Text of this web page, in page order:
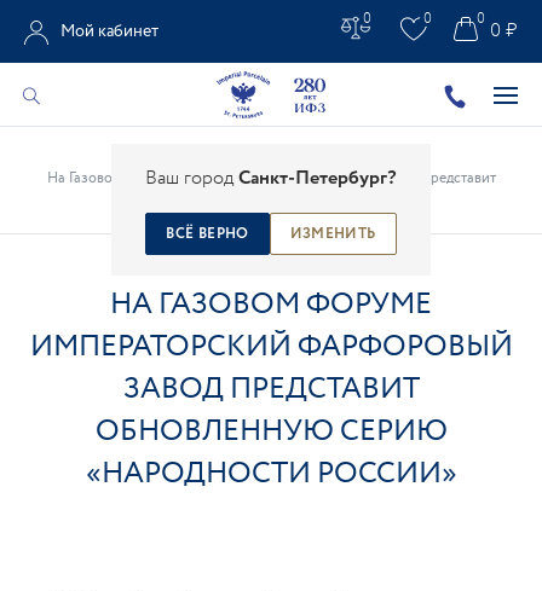
Ваш городСанкт-Петербург?
ВСЁ ВЕРНО ИЗМЕНИТЬ
Мой кабинет
0 0 0 ₽
0
На Газовом форуме Императорский фарфоровый завод представит
НА ГАЗОВОМ ФОРУМЕ
ИМПЕРАТОРСКИЙ ФАРФОРОВЫЙ
ЗАВОД ПРЕДСТАВИТ
ОБНОВЛЕННУЮ СЕРИЮ
«НАРОДНОСТИ РОССИИ»